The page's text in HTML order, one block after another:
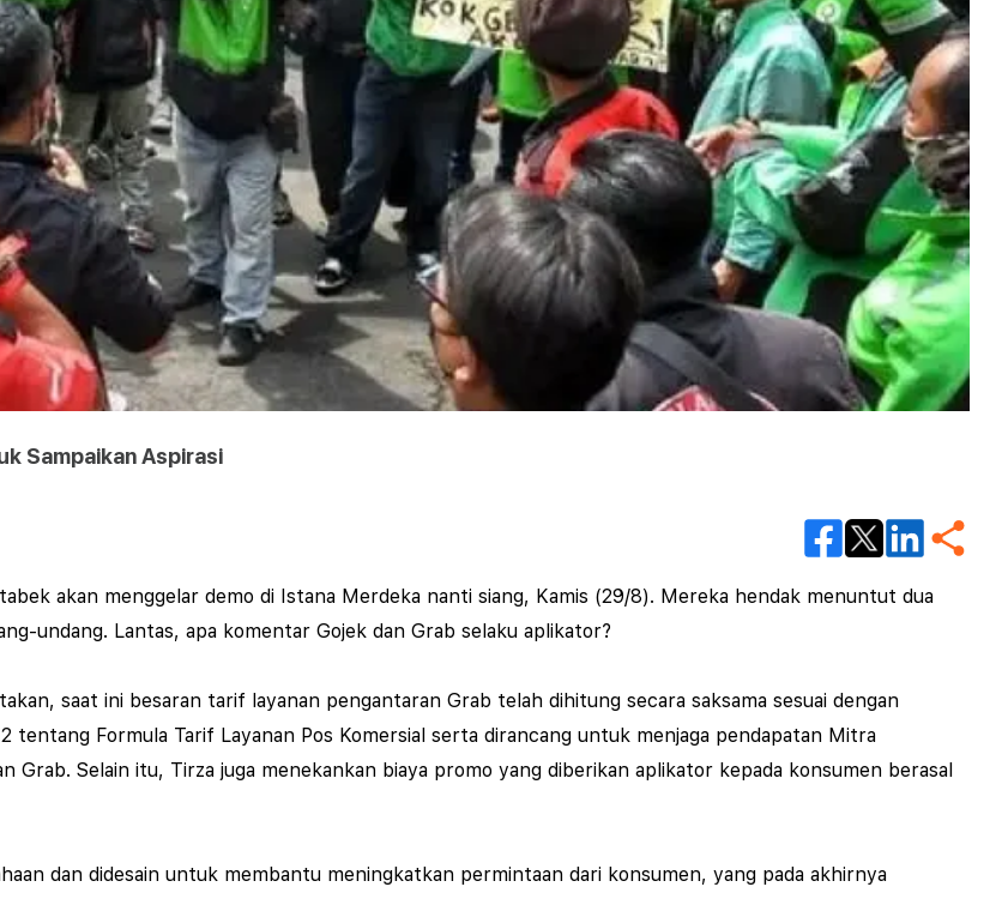
Sampaikan Aspirasi
akan menggelar demo di Istana Merdeka nanti siang, Kamis (29/8). Mereka hendak menuntut dua
undang. Lantas, apa komentar Gojek dan Grab selaku aplikator?
saat ini besaran tarif layanan pengantaran Grab telah dihitung secara saksama sesuai dengan
tentang Formula Tarif Layanan Pos Komersial serta dirancang untuk menjaga pendapatan Mitra
Grab. Selain itu, Tirza juga menekankan biaya promo yang diberikan aplikator kepada konsumen berasal
dan didesain untuk membantu meningkatkan permintaan dari konsumen, yang pada akhirnya